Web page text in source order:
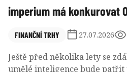
imperium má konkurovat
FINANČNÍ TRHY 27.07.2026
Ještě před několika lety se
umělé inteligence bude